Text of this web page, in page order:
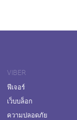
VIBER
ฟีเจอร์
เว็บบล็อก
ความปลอดภัย